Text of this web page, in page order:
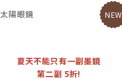
太陽眼鏡 NEW
夏天不能只有一副墨鏡
第二副 5折!